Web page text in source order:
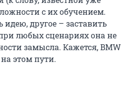
с их обучением.
другое – заставить
любых сценариях она не
замысла. Кажется, BMW
этом пути.